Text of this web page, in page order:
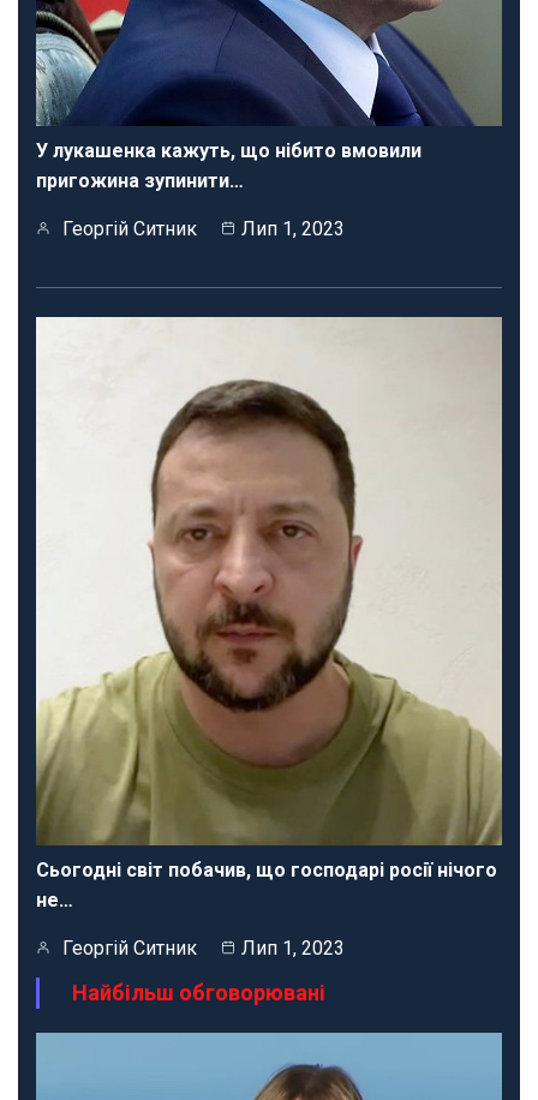
У лукашенка кажуть, що нібито вмовили
пригожина зупинити…
Георгій Ситник Лип 1, 2023
Сьогодні світ побачив, що господарі росії нічого
не…
Георгій Ситник Лип 1, 2023
Найбільш обговорювані